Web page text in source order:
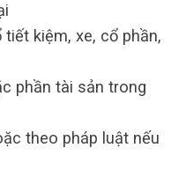
tiết kiệm, xe, cổ phần,
phần tài sản trong
theo pháp luật nếu